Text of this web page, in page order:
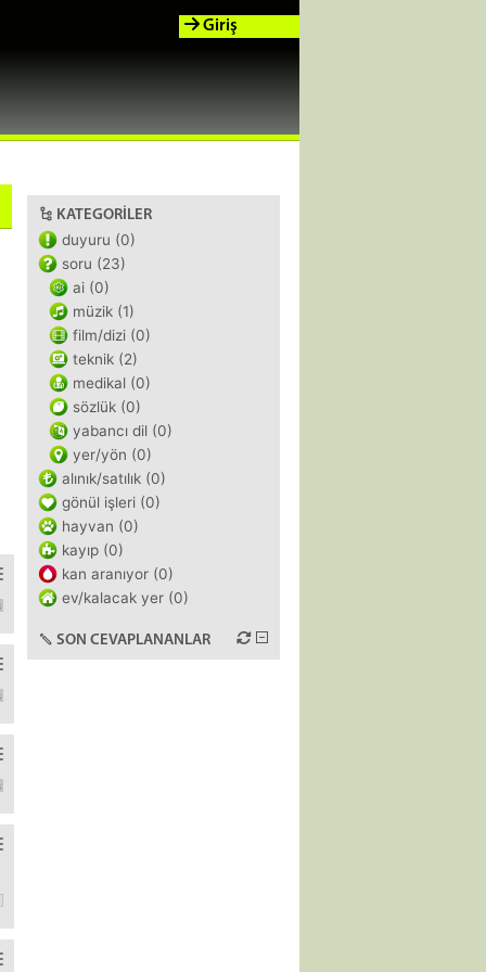
Giriş
ne olduğunu soruyor. adam da ölümdür diyor. bu din
izledklerim. Got u okuduğum için dizisini benimseyemedim.
KATEGORILER
duyuru (0)
soru (23)
ai (0)
müzik (1)
film/dizi (0)
teknik (2)
medikal (0)
sözlük (0)
yabancı dil (0)
yer/yön (0)
alınık/satılık (0)
gönül işleri (0)
hayvan (0)
kayıp (0)
kan aranıyor (0)
ev/kalacak yer (0)
SON CEVAPLANANLAR